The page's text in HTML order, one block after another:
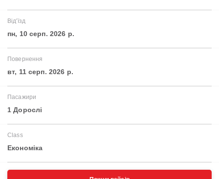
Від'їзд
пн, 10 серп. 2026 р.
Повернення
вт, 11 серп. 2026 р.
Пасажири
1 Дорослі
Class
Економіка